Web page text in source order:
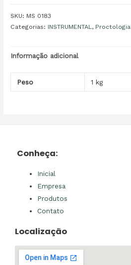
SKU: MS 0183
Categorias: INSTRUMENTAL, Proctologia
Informação adicional
Peso 1 kg
Conheça:
Inicial
Empresa
Produtos
Contato
Localização